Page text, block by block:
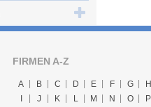
FIRMEN A-Z
A B C D E F G
H
I
J K L M N O
P